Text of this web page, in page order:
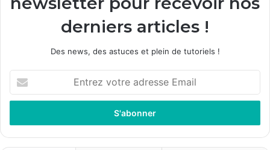
derniers articles !
Des news, des astuces et plein de tutoriels !
t
e
z